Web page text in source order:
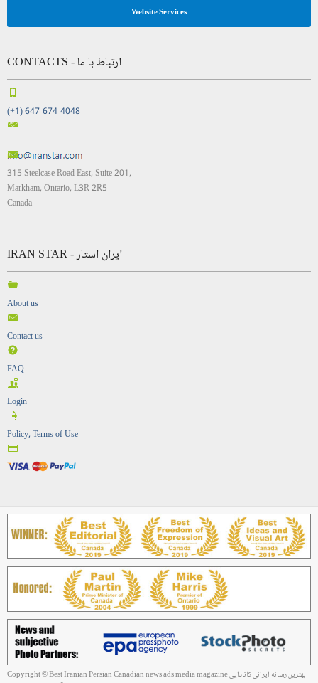
Website Services
CONTACTS - ارتباط با ما
(+1) 647-674-4048
315 Steelcase Road East, Suite 201,
Markham, Ontario, L3R 2R5
Canada
IRAN STAR - ایران استار
About us
Contact us
FAQ
Login
Policy, Terms of Use
Copyright © Best Iranian Persian Canadian news ads media magazine بهترین رسانه ایرانی کانادایی